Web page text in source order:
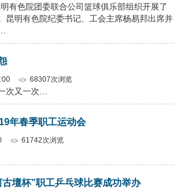
有色院团委联合公司篮球俱乐部组织开展了
昆明有色院纪委书记、工会主席杨易邦出席并
68307次浏览
次又一次…
年春季职工运动会
61742次浏览
壇杯”职工乒乓球比赛成功举办